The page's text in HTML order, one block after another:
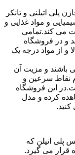
اتیلنی و تانکر
و مواد غذایی و
می کند.تمامی
و در فروشگاه
و از مواد درجه یک
ماه گارانتی می باشند و مزیت آن
نقاط سرعین و
این فروشگاه
کرده و مدل
پلی اتیلن که
قرار می گیرد.